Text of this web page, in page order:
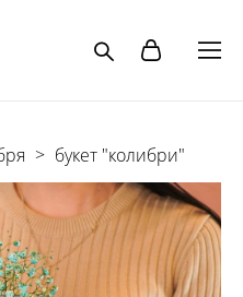
> букет "колибри"